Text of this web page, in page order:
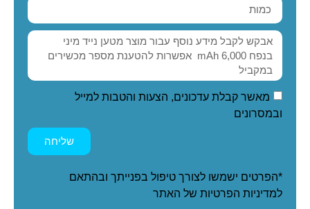
מאשר קבלת עדכונים, הצעות והטבות למייל
ובמסרונים
שליחה
*הפרטים ישמשו לצורך טיפול בפנייתך ובהתאם
למדיניות הפרטיות של האתר